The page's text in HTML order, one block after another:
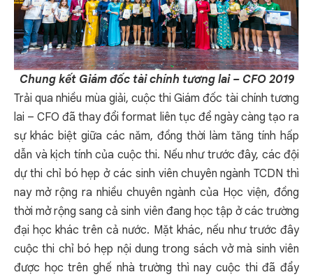
Chung kết Giám đốc tài chính tương lai – CFO 2019
Trải qua nhiều mùa giải, cuộc thi Giám đốc tài chính tương
lai – CFO đã thay đổi format liên tục để ngày càng tạo ra
sự khác biệt giữa các năm, đồng thời làm tăng tính hấp
dẫn và kịch tính của cuộc thi. Nếu như trước đây, các đội
dự thi chỉ bó hẹp ở các sinh viên chuyên ngành TCDN thì
nay mở rộng ra nhiều chuyên ngành của Học viện, đồng
thời mở rộng sang cả sinh viên đang học tập ở các trường
đại học khác trên cả nước. Mặt khác, nếu như trước đây
cuộc thi chỉ bó hẹp nội dung trong sách vở mà sinh viên
được học trên ghế nhà trường thì nay cuộc thi đã đẩy